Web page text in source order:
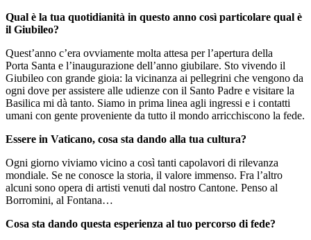
Qual è la tua quotidianità in questo anno così particolare qual è
il Giubileo?
Quest’anno c’era ovviamente molta attesa per l’apertura della
Porta Santa e l’inaugurazione dell’anno giubilare. Sto vivendo il
Giubileo con grande gioia: la vicinanza ai pellegrini che vengono da
ogni dove per assistere alle udienze con il Santo Padre e visitare la
Basilica mi dà tanto. Siamo in prima linea agli ingressi e i contatti
umani con gente proveniente da tutto il mondo arricchiscono la fede.
Essere in Vaticano, cosa sta dando alla tua cultura?
Ogni giorno viviamo vicino a così tanti capolavori di rilevanza
mondiale. Se ne conosce la storia, il valore immenso. Fra l’altro
alcuni sono opera di artisti venuti dal nostro Cantone. Penso al
Borromini, al Fontana…
Cosa sta dando questa esperienza al tuo percorso di fede?